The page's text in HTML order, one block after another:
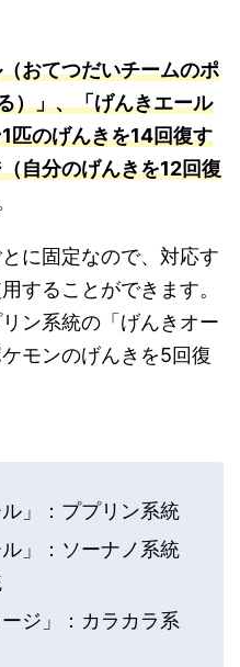
おてつだいチームのポ
）」、「げんきエール
匹のげんきを14回復す
自分のげんきを12回復
に固定なので、対応す
することができます。
ン系統の「げんきオー
モンのげんきを5回復
ル」：ププリン系統
ル」：ソーナノ系統
ージ」：カラカラ系